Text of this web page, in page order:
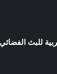
للبث